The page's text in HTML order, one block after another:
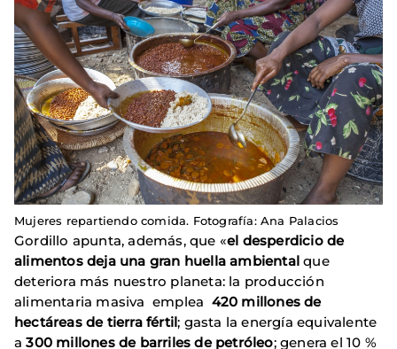
Mujeres repartiendo comida. Fotografía: Ana Palacios
Gordillo apunta, además, que «el desperdicio de
alimentos deja una gran huella ambientalque
deteriora más nuestro planeta: la producción
alimentaria masiva emplea 420 millones de
hectáreas de tierra fértil; gasta la energía equivalente
a 300 millones de barriles de petróleo; genera el 10 %